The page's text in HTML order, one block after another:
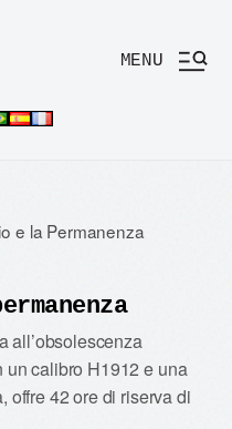
MENU
e la Permanenza
all’obsolescenza
calibro H1912 e una
offre 42 ore di riserva di